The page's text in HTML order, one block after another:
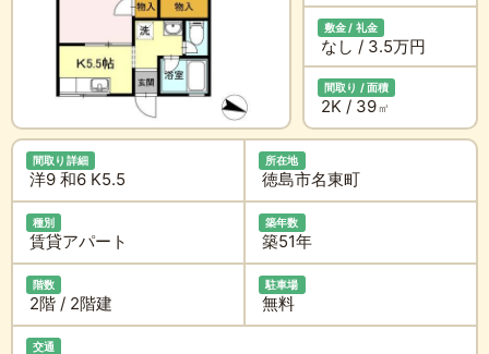
敷金 / 礼金
なし / 3.5万円
間取り / 面積
2K / 39㎡
間取り詳細
洋9 和6 K5.5
所在地
徳島市名東町
種別
賃貸アパート
築年数
築51年
階数
2階 / 2階建
駐車場
無料
交通